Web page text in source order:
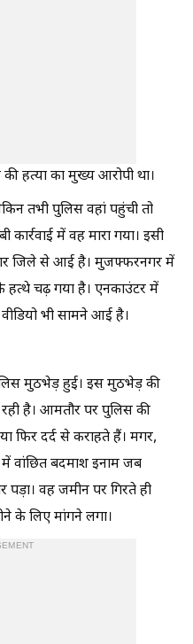
की हत्या का मुख्य आरोपी था।
तभी पुलिस वहां पहुंची तो
में वह मारा गया। इसी
जिले से आई है। मुजफ्फरनगर में
हत्थे चढ़ गया है। एनकाउंटर में
भी सामने आई है।
मुठभेड़ हुई। इस मुठभेड़ की
रही है। आमतौर पर पुलिस की
फिर दर्द से कराहते हैं। मगर,
वांछित बदमाश इनाम जब
वह जमीन पर गिरते ही
के लिए मांगने लगा।